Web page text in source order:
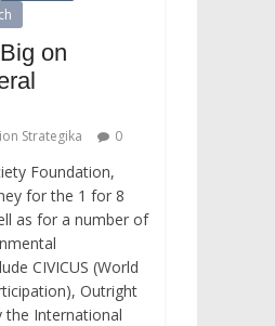
on
Strategika 0
Foundation,
for the 1 for 8
as for a number of
CIVICUS (World
Outright
the International